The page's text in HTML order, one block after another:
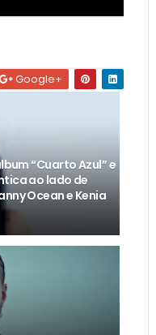
Google+
“Cuarto Azul” e
ao lado de
Ocean e Kenia